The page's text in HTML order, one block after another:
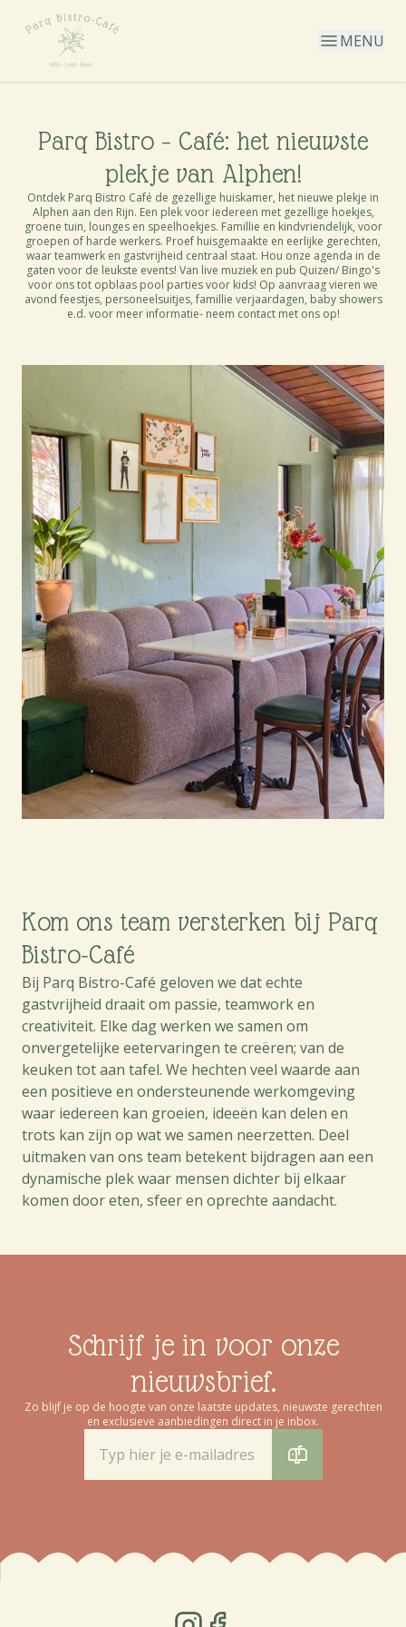
MENU
Parq Bistro – Café: het nieuwste
plekje van Alphen!
Ontdek Parq Bistro Café de gezellige huiskamer, het nieuwe plekje in
Alphen aan den Rijn. Een plek voor iedereen met gezellige hoekjes,
groene tuin, lounges en speelhoekjes. Famillie en kindvriendelijk, voor
groepen of harde werkers. Proef huisgemaakte en eerlijke gerechten,
waar teamwerk en gastvrijheid centraal staat. Hou onze agenda in de
gaten voor de leukste events! Van live muziek en pub Quizen/ Bingo's
voor ons tot opblaas pool parties voor kids! Op aanvraag vieren we
avond feestjes, personeelsuitjes, famillie verjaardagen, baby showers
e.d. voor meer informatie- neem contact met ons op!
Kom ons team versterken bij Parq
Bistro-Café
Bij Parq Bistro-Café geloven we dat echte
gastvrijheid draait om passie, teamwork en
creativiteit. Elke dag werken we samen om
onvergetelijke eetervaringen te creëren; van de
keuken tot aan tafel. We hechten veel waarde aan
een positieve en ondersteunende werkomgeving
waar iedereen kan groeien, ideeën kan delen en
trots kan zijn op wat we samen neerzetten. Deel
uitmaken van ons team betekent bijdragen aan een
dynamische plek waar mensen dichter bij elkaar
komen door eten, sfeer en oprechte aandacht.
Schrijf je in voor onze
nieuwsbrief.
Zo blijf je op de hoogte van onze laatste updates, nieuwste gerechten
en exclusieve aanbiedingen direct in je inbox.